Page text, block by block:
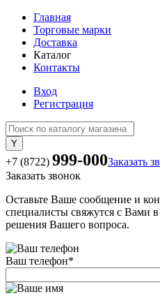
Главная
Торговые марки
Доставка
Каталог
Контакты
Вход
Регистрация
+7 (8722) 999-000Заказать
Заказать звонок
Оставьте Ваше сообщение и
специалисты свяжутся с Вами
решения Вашего вопроса.
Ваш телефон*